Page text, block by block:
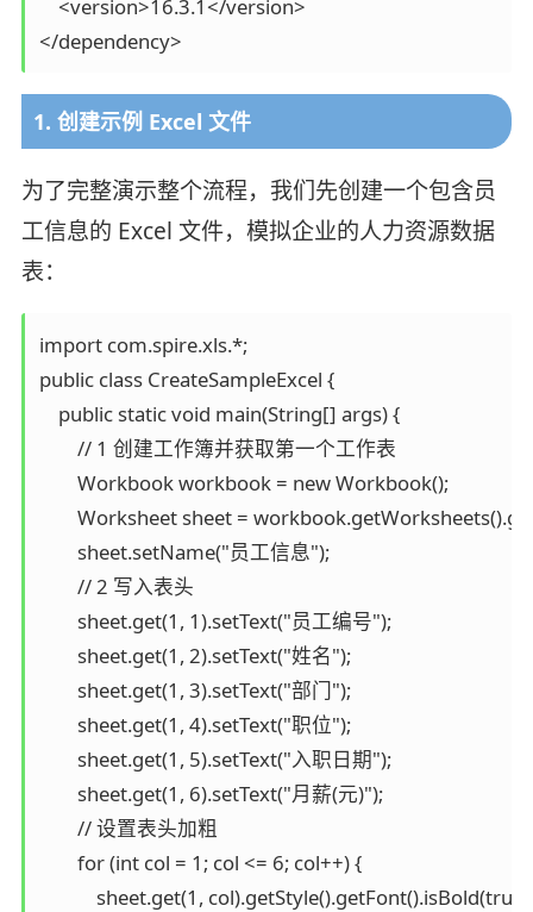
    <version>16.3.1</version>
</dependency>
1. 创建示例 Excel 文件
为了完整演示整个流程，我们先创建一个包含员
工信息的 Excel 文件，模拟企业的人力资源数据
表：
import com.spire.xls.*;
public class CreateSampleExcel {
    public static void main(String[] args) {
        // 1 创建工作簿并获取第一个工作表
        Workbook workbook = new Workbook();
Worksheet sheet =
        sheet.setName("员工信息");
        // 2 写入表头
        sheet.get(1, 1).setText("员工编号");
        sheet.get(1, 2).setText("姓名");
        sheet.get(1, 3).setText("部门");
        sheet.get(1, 4).setText("职位");
        sheet.get(1, 5).setText("入职日期");
        sheet.get(1, 6).setText("月薪(元)");
        // 设置表头加粗
        for (int col = 1; col <= 6; col++) {
            sheet.get(1, col).getStyle().getFont().isBold(true);